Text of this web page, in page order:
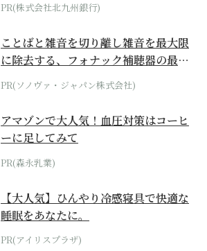
PR(株式会社北九州銀行)
ことばと雑音を切り離し雑音を最大限
に除去する、フォナック補聴器の最上
位モデル
PR(ソノヴァ・ジャパン株式会社)
アマゾンで大人気！血圧対策はコーヒ
ーに足してみて
PR(森永乳業)
【大人気】ひんやり冷感寝具で快適な
睡眠をあなたに。
PR(アイリスプラザ)